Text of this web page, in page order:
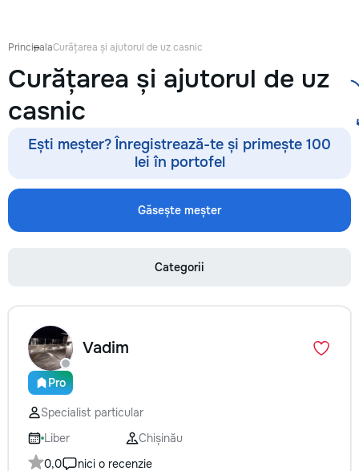
языках - Занятия
неделю - Онлайн
программу —
понятной и
Уникальный
PrincipalaCurățarea și ajutorul de uz casnic
Curățarea și ajutorul de uz
casnic
Ești meșter? Înregistrează-te și primește 100
lei în portofel
Găsește meșter
Categorii
Pro
Vadim
Specialist particular
Liber
Chișinău
0,0
nici o recenzie